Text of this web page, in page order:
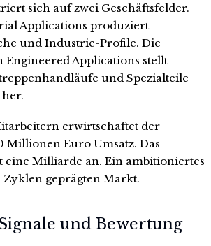
sich auf zwei Geschäftsfelder.
Applications produziert
und Industrie-Profile. Die
Engineered Applications stellt
und Spezialteile
erwirtschaftet der
Millionen Euro Umsatz. Das
eine Milliarde an. Ein ambitioniertes
geprägten Markt.
und Bewertung